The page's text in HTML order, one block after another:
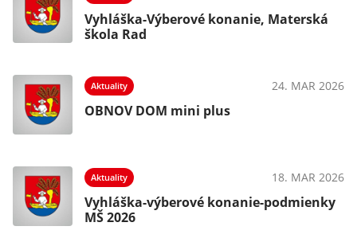
Vyhláška-Výberové konanie, Materská
škola Rad
Aktuality 24. MAR 2026
OBNOV DOM mini plus
Aktuality 18. MAR 2026
Vyhláška-výberové konanie-podmienky
MŠ 2026